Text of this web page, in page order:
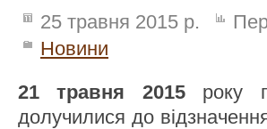
25 травня 2015 р.
Новини
21 травня 2015року
долучилися до